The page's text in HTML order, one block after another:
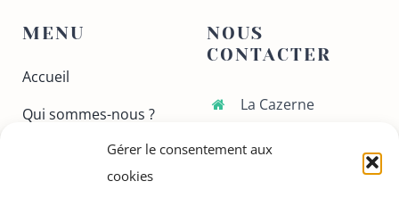
Gérer le consentement aux
cookies
MENU
Accueil
Qui sommes-nous ?
NOUS
CONTACTER
La Cazerne
Doumergue